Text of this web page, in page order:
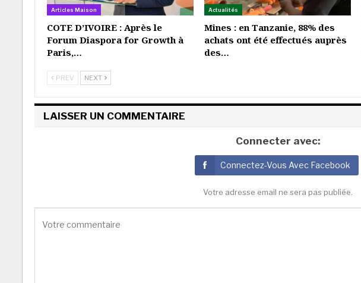
Articles Maison
COTE D’IVOIRE : Après le
Forum Diaspora for Growth à
Paris,…
Actualités
Mines : en Tanzanie, 88% des
achats ont été effectués auprès
des…
PREV NEXT
LAISSER UN COMMENTAIRE
Connecter avec:
Connectez-Vous Avec Facebook
Votre adresse email ne sera pas publiée.